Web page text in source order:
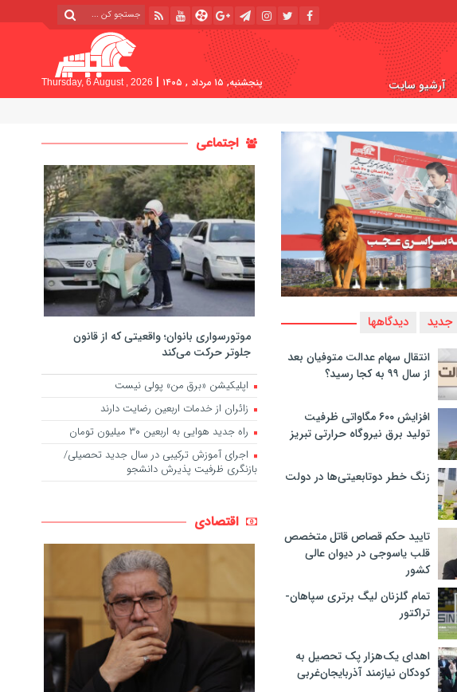
آرشیو سایت پنجشنبه, ۱۵ مرداد , ۱۴۰۵ |
Thursday, 6 August , 2026
جدید دیدگاهها
انتقال سهام عدالت متوفیان بعد
از سال ۹۹ به کجا رسید؟
افزایش ۶۰۰ مگاواتی ظرفیت
تولید برق نیروگاه حرارتی تبریز
زنگ خطر دوتابعیتی‌ها در دولت
تایید حکم قصاص قاتل متخصص
قلب یاسوجی در دیوان عالی
کشور
تمام گلزنان لیگ‌ برتری سپاهان-
تراکتور
اهدای یک‌هزار پک تحصیل به
کودکان نیازمند آذربایجان‌غربی
اجتماعی
موتورسواری بانوان؛ واقعیتی که از قانون
جلوتر حرکت می‌کند
اپلیکیشن «برق من» پولی نیست
زائران از خدمات اربعین رضایت دارند
راه جدید هوایی به اربعین ۳۰ میلیون تومان
اجرای آموزش ترکیبی در سال جدید تحصیلی/
بازنگری ظرفیت پذیرش دانشجو
اقتصادی